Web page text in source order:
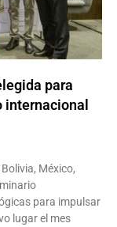
para
internacional
México,
para impulsar
lugar el mes